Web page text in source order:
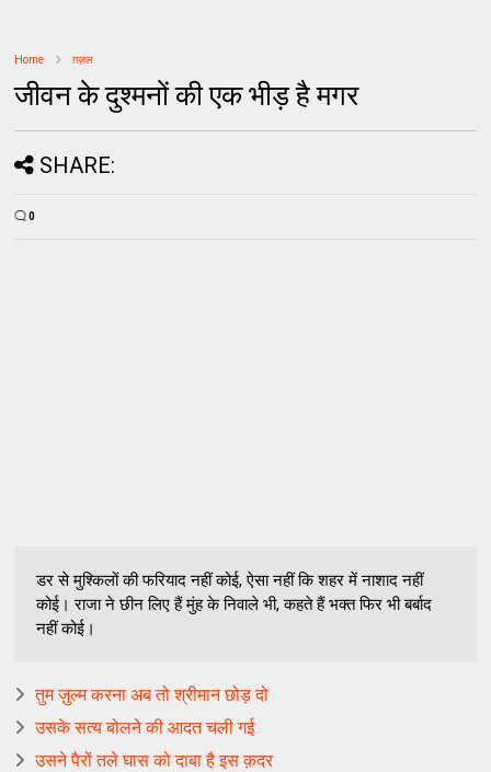
Home ग़ज़ल
जीवन के दुश्मनों की एक भीड़ है मगर
SHARE:
0
डर से मुश्किलों की फरियाद नहीं कोई, ऐसा नहीं कि शहर में नाशाद नहीं
कोई। राजा ने छीन लिए हैं मुंह के निवाले भी, कहते हैं भक्त फिर भी बर्बाद
नहीं कोई।
तुम ज़ुल्म करना अब तो श्रीमान छोड़ दो
उसके सत्य बोलने की आदत चली गई
उसने पैरों तले घास को दाबा है इस क़दर